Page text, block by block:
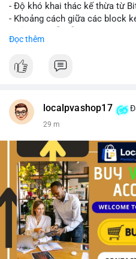
- Độ khó khai thác kế thừa từ
- Khoảng cách giữa các block
#vlikevn #titanbot
Đọc thêm
localpvashop17
29 m